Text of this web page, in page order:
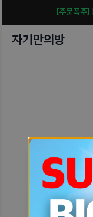
[주문폭주]
자기만의방